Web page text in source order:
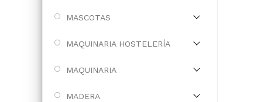
MASCOTAS
MAQUINARIA HOSTELERÍA
MAQUINARIA
MADERA